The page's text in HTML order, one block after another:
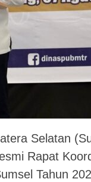
Selatan
Rapat
Tahun